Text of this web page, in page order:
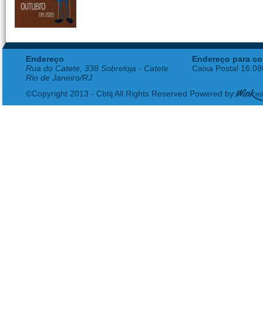
Endereço
Rua do Catete, 338 Sobreloja - Catete
Rio de Janeiro/RJ
Endereço para
Caixa Postal
©Copyright 2013 - Cbtij All Rights Reserved Powered by: